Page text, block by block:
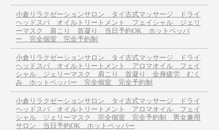
小倉リラクゼーションサロン タイ古式マッサージ ドライ
ヘッドスパ オイルトリートメント フェイシャル ジェリ
ーマスク 肩こり 首凝り 当日予約OK ホットペッパ
ー 完全個室 完全予約制
小倉リラクゼーションサロン タイ古式マッサージ ドライ
ヘッドスパ オイルトリートメント アロマオイル フェイ
シャル ジェリーマスク 肩こり 首凝り 全身疲労 むく
み ホットペッパー 完全個室 完全予約制
小倉リラクゼーションサロン タイ古式マッサージ ドライ
ヘッドスパ オイルトリートメント アロマオイル フェイ
シャル ジェリーマスク 完全個室 完全予約制 男女兼用
サロン 当日予約OK ホットペッパー